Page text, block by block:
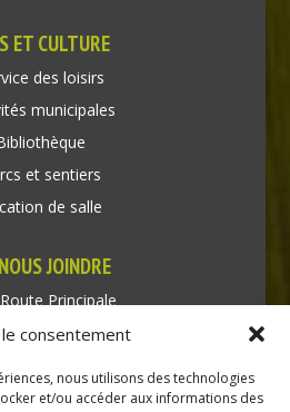
consentement
nous utilisons des technologies
et/ou accéder aux informations des
ET CULTURE
des loisirs
municipales
et sentiers
de salle
JOINDRE
Principale
Rédempteur
: (450) 451-5203